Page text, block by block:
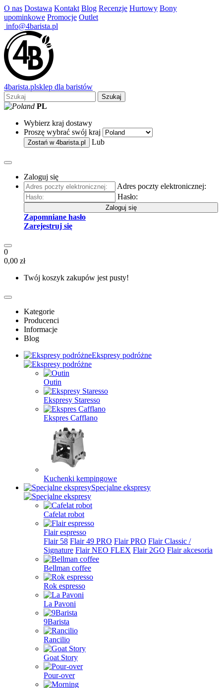
O nas Dostawa Kontakt Blog Recenzje Hurtowy Bony
upominkowe Promocje Outlet
info@4barista.pl
4barista.plsklep dla baristów
Szukaj
PL
Wybierz kraj dostawy
Proszę wybrać swój kraj
Zostań w 4barista.pl Lub
Zaloguj się
Adres poczty elektronicznej:
Hasło:
Zaloguj się
Zapomniane hasło
Zarejestruj się
0
0,00 zł
Twój koszyk zakupów jest pusty!
Kategorie
Producenci
Informacje
Blog
Ekspresy podróżne
Outin
Ekspresy Staresso
Ekspres Cafflano
Kuchenki kempingowe
Specjalne ekspresy
Cafelat robot
Flair espresso
Flair 58 Flair 49 PRO Flair PRO Flair Classic /
Signature Flair NEO FLEX Flair 2GO Flair akcesoria
Bellman coffee
Rok espresso
La Pavoni
9Barista
Rancilio
Goat Story
Pour-over